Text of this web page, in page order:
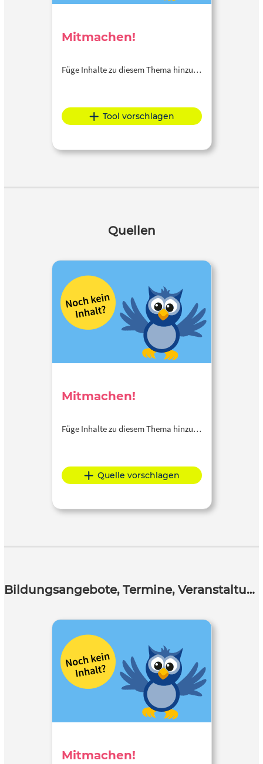
Mitmachen!
Füge Inhalte zu diesem Thema hinzu…
Tool vorschlagen
Quellen
Mitmachen!
Füge Inhalte zu diesem Thema hinzu…
Quelle vorschlagen
Bildungsangebote, Termine, Veranstaltungen
Mitmachen!